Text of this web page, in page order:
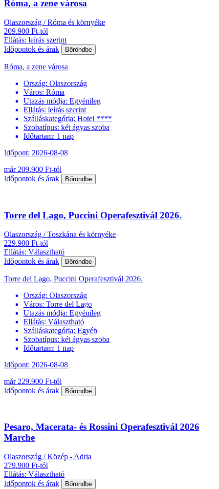
Róma, a zene városa
Olaszország / Róma és környéke
209.900 Ft-tól
Ellátás: leírás szerint
Időpontok és árak
Bőröndbe
Róma, a zene városa
Ország: Olaszország
Város: Róma
Utazás módja: Egyénileg
Ellátás: leírás szerint
Szálláskategória: Hotel ****
Szobatípus: két ágyas szoba
Időtartam: 1 nap
Időpont: 2026-08-08
már 209.900 Ft-tól
Időpontok és árak
Bőröndbe
Torre del Lago, Puccini Operafesztivál 2026.
Olaszország / Toszkána és környéke
229.900 Ft-tól
Ellátás: Választható
Időpontok és árak
Bőröndbe
Torre del Lago, Puccini Operafesztivál 2026.
Ország: Olaszország
Város: Torre del Lago
Utazás módja: Egyénileg
Ellátás: Választható
Szálláskategória: Egyéb
Szobatípus: két ágyas szoba
Időtartam: 1 nap
Időpont: 2026-08-08
már 229.900 Ft-tól
Időpontok és árak
Bőröndbe
Pesaro, Macerata- és Rossini Operafesztivál 2026
Marche
Olaszország / Közép - Adria
279.900 Ft-tól
Ellátás: Választható
Időpontok és árak
Bőröndbe